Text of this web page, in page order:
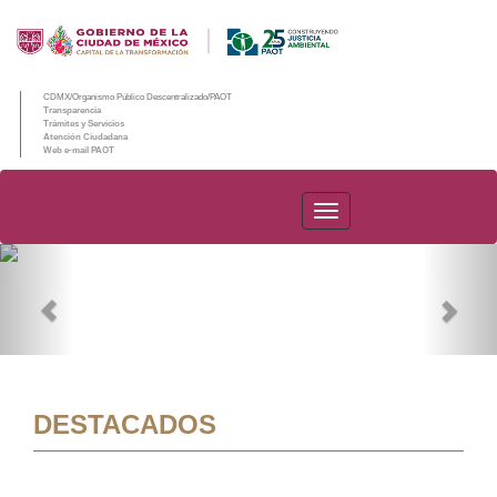
CDMX/Organismo Público Descentralizado/PAOT
Transparencia
Trámites y Servicios
Atención Ciudadana
Web e-mail PAOT
PAOT
DESTACADOS